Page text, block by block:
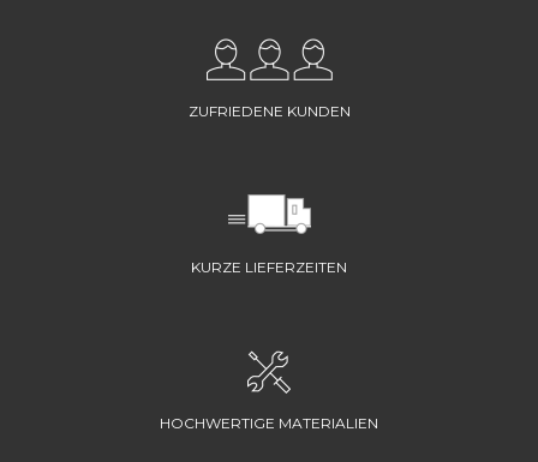
ZUFRIEDENE KUNDEN
KURZE LIEFERZEITEN
HOCHWERTIGE MATERIALIEN